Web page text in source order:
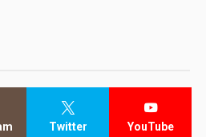
Twitter YouTube